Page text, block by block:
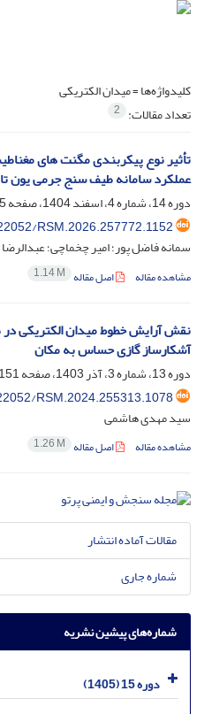
کلیدواژه‌ها =میدان الکتریکی
تعداد مقالات: 2
تأثیر نوع پیکربندی مگنت های
عملکرد سامانه طیف سنج جرمی یون
دوره 14، شماره 4، اسفند 1404، صفحه
RSM.2026.257772.1152
سمانه فاضل پور؛ امیر چخماچی؛
مشاهده مقاله اصل مقاله 1.14 M
نقش آرایش خطوط میدان‌ الکتریکی
آشکارساز گازی حساس به مکان
دوره 13، شماره 3، آذر 1403، صفحه
151-161
RSM.2024.255313.1078
سید مهدی هاشمی
مشاهده مقاله اصل مقاله 1.26 M
مقالات آماده انتشار
شماره جاری
شماره‌های پیشین نشریه
دوره 15 (1405)